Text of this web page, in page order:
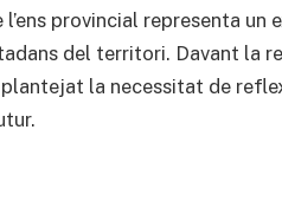
provincial representa un
del territori. Davant la
la necessitat de